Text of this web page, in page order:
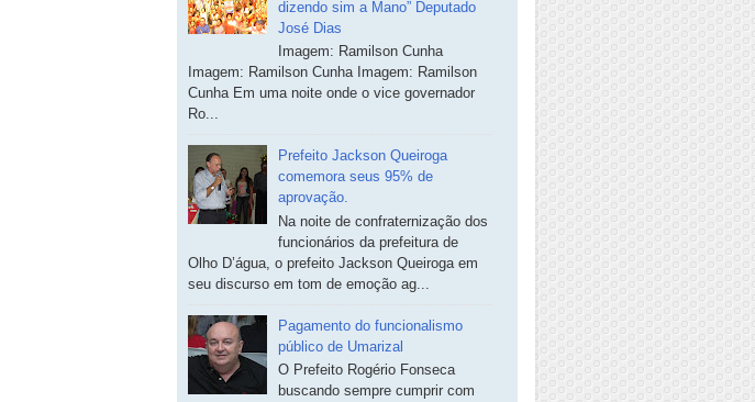
dizendo sim a Mano” Deputado
José Dias
Imagem: Ramilson Cunha
Imagem: Ramilson Cunha Imagem: Ramilson
Cunha Em uma noite onde o vice governador
Ro...
Prefeito Jackson Queiroga
comemora seus 95% de
aprovação.
Na noite de confraternização dos
funcionários da prefeitura de
Olho D’água, o prefeito Jackson Queiroga em
seu discurso em tom de emoção ag...
Pagamento do funcionalismo
público de Umarizal
O Prefeito Rogério Fonseca
buscando sempre cumprir com